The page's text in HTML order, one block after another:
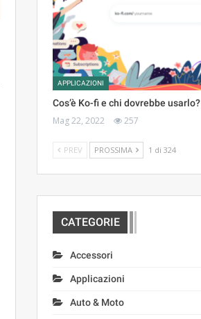
APPLICAZIONI
Cos’è Ko-fi e chi dovrebbe usarlo?
Mag 22, 2022 257
PREV PROSSIMA 1 di 324
CATEGORIE
Accessori
Applicazioni
Auto & Moto